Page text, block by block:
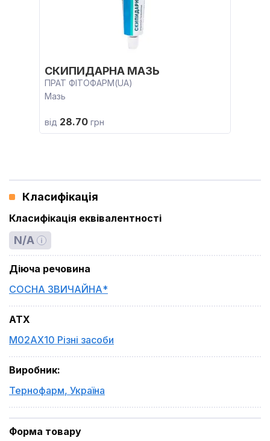
СКИПИДАРНА МАЗЬ
ПРАТ ФІТОФАРМ(UA)
Мазь
від 28.70 грн
Класифікація
Класифікація еквівалентності
N/A
Діюча речовина
СОСНА ЗВИЧАЙНА*
ATX
M02AX10 Різні засоби
Виробник:
Тернофарм, Україна
Форма товару